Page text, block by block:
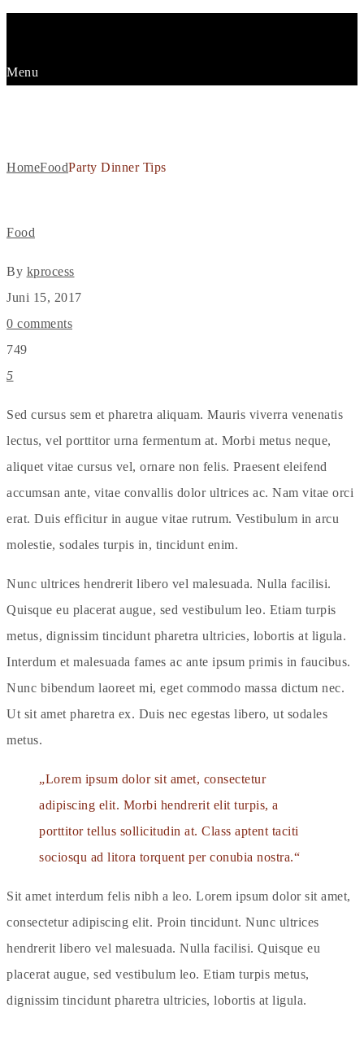
Menu
HomeFoodParty Dinner Tips
Food
By kprocess
Juni 15, 2017
0 comments
749
5
Sed cursus sem et pharetra aliquam. Mauris viverra venenatis
lectus, vel porttitor urna fermentum at. Morbi metus neque,
aliquet vitae cursus vel, ornare non felis. Praesent eleifend
accumsan ante, vitae convallis dolor ultrices ac. Nam vitae orci
erat. Duis efficitur in augue vitae rutrum. Vestibulum in arcu
molestie, sodales turpis in, tincidunt enim.
Nunc ultrices hendrerit libero vel malesuada. Nulla facilisi.
Quisque eu placerat augue, sed vestibulum leo. Etiam turpis
metus, dignissim tincidunt pharetra ultricies, lobortis at ligula.
Interdum et malesuada fames ac ante ipsum primis in faucibus.
Nunc bibendum laoreet mi, eget commodo massa dictum nec.
Ut sit amet pharetra ex. Duis nec egestas libero, ut sodales
metus.
Lorem ipsum dolor sit amet, consectetur
adipiscing elit. Morbi hendrerit elit turpis, a
porttitor tellus sollicitudin at. Class aptent taciti
sociosqu ad litora torquent per conubia nostra.
Sit amet interdum felis nibh a leo. Lorem ipsum dolor sit amet,
consectetur adipiscing elit. Proin tincidunt. Nunc ultrices
hendrerit libero vel malesuada. Nulla facilisi. Quisque eu
placerat augue, sed vestibulum leo. Etiam turpis metus,
dignissim tincidunt pharetra ultricies, lobortis at ligula.